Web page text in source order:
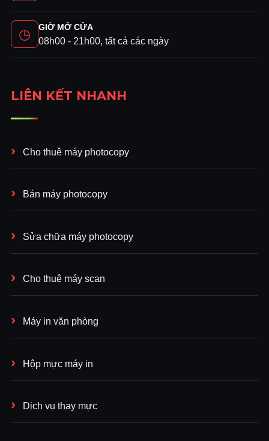
◷ GIỜ MỞ CỬA
08h00 - 21h00, tất cả các ngày
LIÊN KẾT NHANH
Cho thuê máy photocopy
Bán máy photocopy
Sửa chữa máy photocopy
Cho thuê máy scan
Máy in văn phòng
Hộp mực máy in
Dịch vụ thay mực